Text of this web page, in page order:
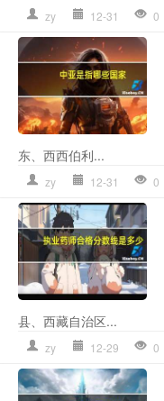
zy 12-31 0
东、西西伯利...
zy 12-31 0
县、西藏自治区...
zy 12-29 0